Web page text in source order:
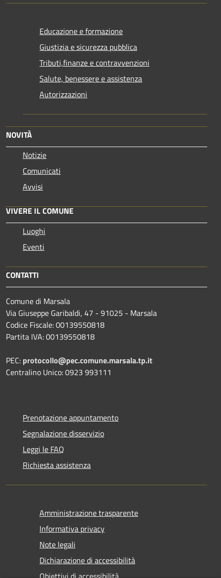
Educazione e formazione
Giustizia e sicurezza pubblica
Tributi,finanze e contravvenzioni
Salute, benessere e assistenza
Autorizzazioni
NOVITÀ
Notizie
Comunicati
Avvisi
VIVERE IL COMUNE
Luoghi
Eventi
CONTATTI
Comune di Marsala
Via Giuseppe Garibaldi, 47 - 91025 - Marsala
Codice Fiscale: 00139550818
Partita IVA: 00139550818
PEC: protocollo@pec.comune.marsala.tp.it
Centralino Unico: 0923 993111
Prenotazione appuntamento
Segnalazione disservizio
Leggi le FAQ
Richiesta assistenza
Amministrazione trasparente
Informativa privacy
Note legali
Dichiarazione di accessibilità